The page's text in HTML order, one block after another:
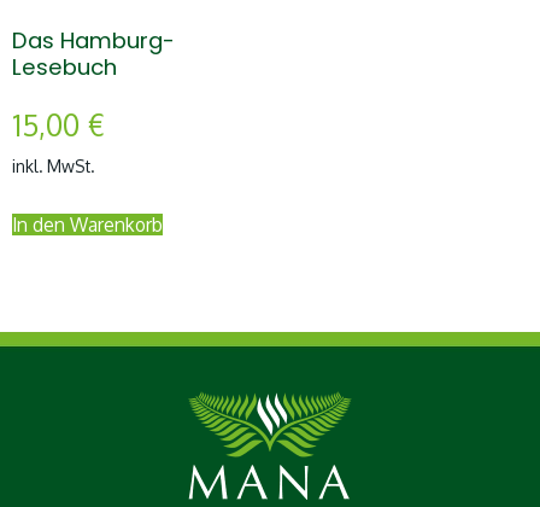
Das Hamburg-
Lesebuch
15,00 €
inkl. MwSt.
In den Warenkorb